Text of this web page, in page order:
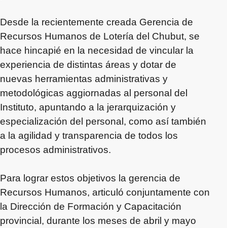
Desde la recientemente creada Gerencia de
Recursos Humanos de Lotería del Chubut, se
hace hincapié en la necesidad de vincular la
experiencia de distintas áreas y dotar de
nuevas herramientas administrativas y
metodológicas aggiornadas al personal del
Instituto, apuntando a la jerarquización y
especialización del personal, como así también
a la agilidad y transparencia de todos los
procesos administrativos.
Para lograr estos objetivos la gerencia de
Recursos Humanos, articuló conjuntamente con
la Dirección de Formación y Capacitación
provincial, durante los meses de abril y mayo